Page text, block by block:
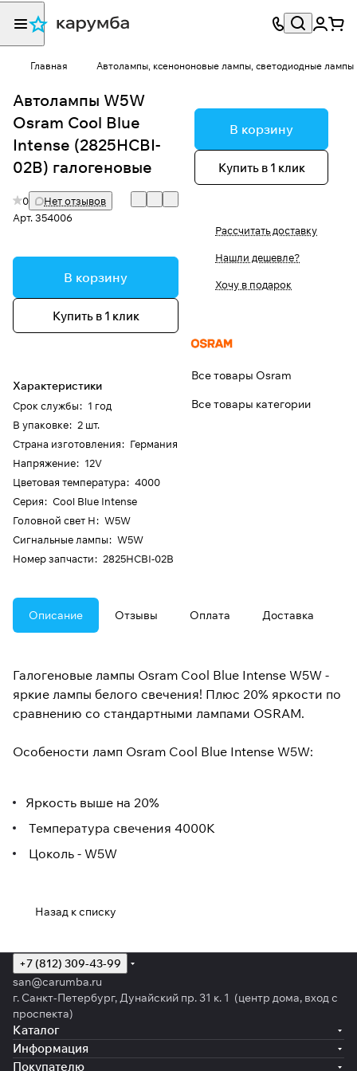
Главная Автолампы, ксенононовые лампы, светодиодные лампы
Автолампы W5W
Osram Cool Blue
Intense (2825HCBI-
02B) галогеновые
0
Нет отзывов
Арт.354006
В корзину
Купить в 1 клик
Характеристики
Срок службы: 1 год
В упаковке: 2 шт.
Страна изготовления: Германия
Напряжение: 12V
Цветовая температура: 4000
Серия: Cool Blue Intense
Головной свет H: W5W
Сигнальные лампы: W5W
Номер запчасти: 2825HCBI-02B
В корзину
Купить в 1 клик
Рассчитать доставку
Нашли дешевле?
Хочу в подарок
Все товары Osram
Все товары категории
Описание Отзывы Оплата Доставка
Галогеновые лампы Osram Cool Blue Intense W5W -
яркие лампы белого свечения! Плюс 20% яркости по
сравнению со стандартными лампами OSRAM.
Особености ламп Osram Cool Blue Intense W5W:
Яркость выше на 20%
Температура свечения 4000К
Цоколь - W5W
Назад к списку
+7 (812) 309-43-99
san@carumba.ru
г. Санкт-Петербург, Дунайский пр. 31 к. 1 (центр дома, вход с
проспекта)
Каталог
Информация
Покупателю